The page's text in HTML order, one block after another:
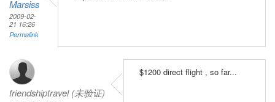
Marsiss
2009-02-
21 16:26
Permalink
friendshiptravel (未验证)
$1200 direct flight , so far...